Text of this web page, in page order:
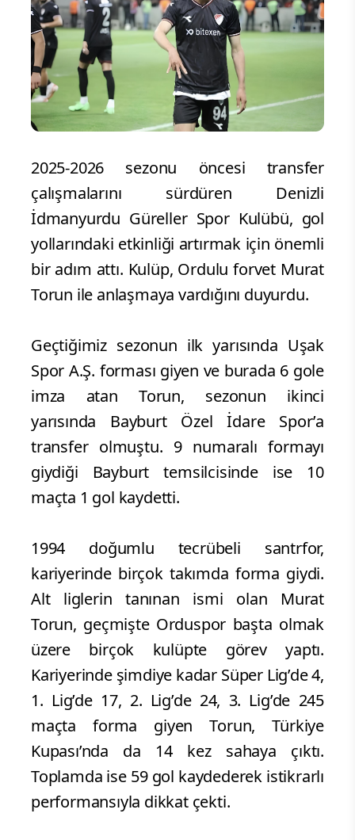
2025-2026 sezonu öncesi transfer
çalışmalarını sürdüren Denizli
İdmanyurdu Güreller Spor Kulübü, gol
yollarındaki etkinliği artırmak için önemli
bir adım attı. Kulüp, Ordulu forvet Murat
Torun ile anlaşmaya vardığını duyurdu.
Geçtiğimiz sezonun ilk yarısında Uşak
Spor A.Ş. forması giyen ve burada 6 gole
imza atan Torun, sezonun ikinci
yarısında Bayburt Özel İdare Spor’a
transfer olmuştu. 9 numaralı formayı
giydiği Bayburt temsilcisinde ise 10
maçta 1 gol kaydetti.
1994 doğumlu tecrübeli santrfor,
kariyerinde birçok takımda forma giydi.
Alt liglerin tanınan ismi olan Murat
Torun, geçmişte Orduspor başta olmak
üzere birçok kulüpte görev yaptı.
Kariyerinde şimdiye kadar Süper Lig’de 4,
1. Lig’de 17, 2. Lig’de 24, 3. Lig’de 245
maçta forma giyen Torun, Türkiye
Kupası’nda da 14 kez sahaya çıktı.
Toplamda ise 59 gol kaydederek istikrarlı
performansıyla dikkat çekti.